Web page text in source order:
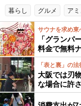
暮らし グルメ ア
サウナを求め東
「グランパ
料金で無料
「表と裏」の
大阪では刃
な場合に許